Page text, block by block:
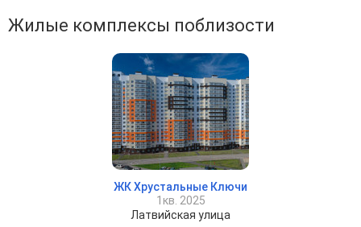
Жилые комплексы поблизости
ЖК Хрустальные Ключи
1кв. 2025
Латвийская улица